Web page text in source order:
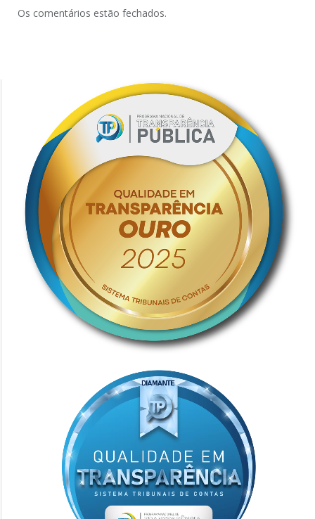
Os comentários estão fechados.